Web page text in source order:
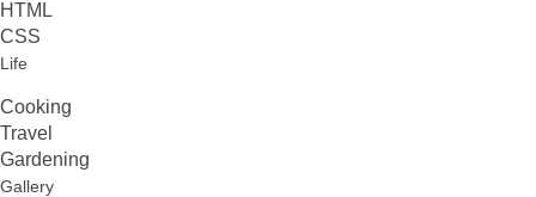
HTML
CSS
Life
Cooking
Travel
Gardening
Gallery